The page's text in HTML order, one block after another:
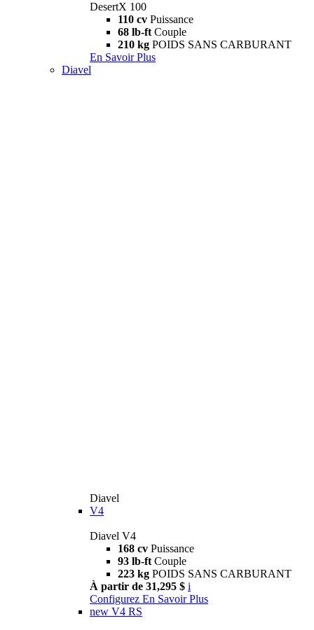
DesertX 100
110 cv Puissance
68 lb-ft Couple
210 kg POIDS SANS CARBURANT
En Savoir Plus
Diavel
Diavel
V4
Diavel V4
168 cv Puissance
93 lb-ft Couple
223 kg POIDS SANS CARBURANT
À partir de 31,295 $ i
Configurez En Savoir Plus
new V4 RS